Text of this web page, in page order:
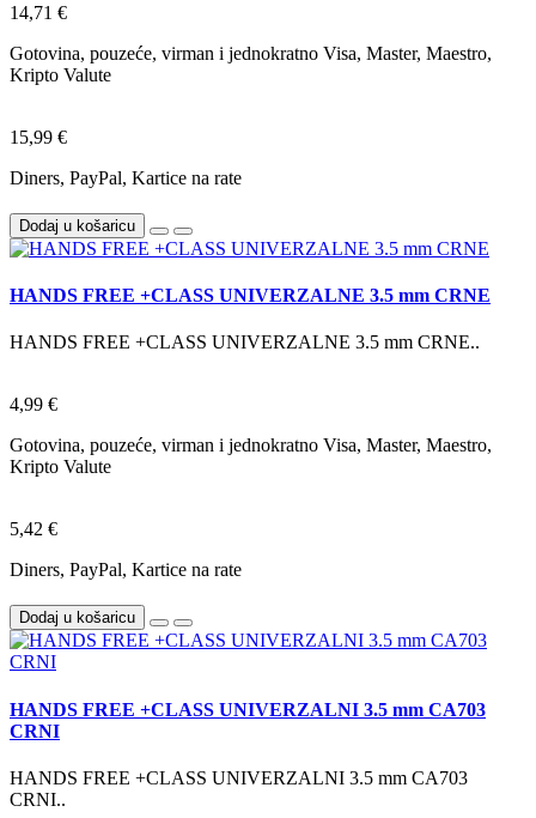
14,71 €
Gotovina, pouzeće, virman i jednokratno Visa, Master, Maestro,
Kripto Valute
15,99 €
Diners, PayPal, Kartice na rate
Dodaj u košaricu
HANDS FREE +CLASS UNIVERZALNE 3.5 mm CRNE
HANDS FREE +CLASS UNIVERZALNE 3.5 mm CRNE..
4,99 €
Gotovina, pouzeće, virman i jednokratno Visa, Master, Maestro,
Kripto Valute
5,42 €
Diners, PayPal, Kartice na rate
Dodaj u košaricu
HANDS FREE +CLASS UNIVERZALNI 3.5 mm CA703
CRNI
HANDS FREE +CLASS UNIVERZALNI 3.5 mm CA703
CRNI..